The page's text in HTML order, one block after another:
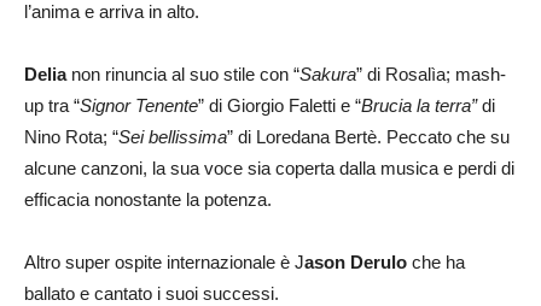
l’anima e arriva in alto.
Delianon rinuncia al suo stile con “Sakura” di Rosalìa; mash-
up tra “Signor Tenente” di Giorgio Faletti e “Brucia la terra”di
Nino Rota; “Sei bellissima” di Loredana Bertè. Peccato che su
alcune canzoni, la sua voce sia coperta dalla musica e perdi di
efficacia nonostante la potenza.
Altro super ospite internazionale è Jason Derulo che ha
ballato e cantato i suoi successi.